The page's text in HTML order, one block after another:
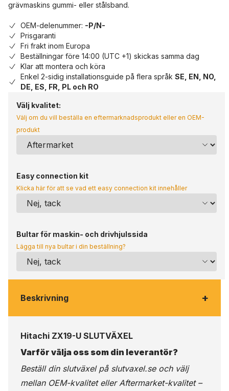
grävmaskins gummi- eller stålsband.
OEM-delenummer: -P/N-
Prisgaranti
Fri frakt inom Europa
Beställningar före 14:00 (UTC +1) skickas samma dag
Klar att montera och köra
Enkel 2-sidig installationsguide på flera språk SE, EN, NO,
DE, ES, FR, PL och RO
Välj kvalitet:
Välj om du vill beställa en eftermarknadsprodukt eller en OEM-
produkt
Easy connection kit
Klicka här för att se vad ett easy connection kit innehåller
Bultar för maskin- och drivhjulssida
Lägga till nya bultar i din beställning?
Beskrivning +
Hitachi ZX19-U SLUTVÄXEL
Varför välja oss som din leverantör?
Beställ din slutväxel på slutvaxel.seoch välj
mellan OEM-kvalitet eller Aftermarket-kvalitet –